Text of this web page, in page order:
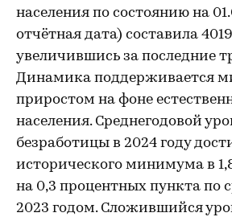
населения по состоянию на
отчётная дата) составила
увеличившись за последние
Динамика поддерживается
приростом на фоне
населения. Среднегодовой
безработицы в 2024 году
исторического минимума в
на 0,3 процентных пункта по
2023 годом. Сложившийся